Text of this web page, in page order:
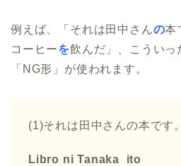
例えば、「それは田中さんの本
コーヒーを飲んだ」、こういっ
「NG形」が使われます。
(1)それは田中さんの本です。
Libro ni Tanaka ito